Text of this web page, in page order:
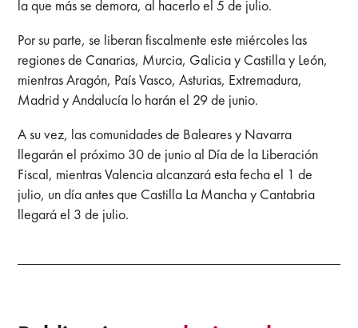
la que más se demora, al hacerlo el 5 de julio.
Por su parte, se liberan fiscalmente este miércoles las
regiones de Canarias, Murcia, Galicia y Castilla y León,
mientras Aragón, País Vasco, Asturias, Extremadura,
Madrid y Andalucía lo harán el 29 de junio.
A su vez, las comunidades de Baleares y Navarra
llegarán el próximo 30 de junio al Día de la Liberación
Fiscal, mientras Valencia alcanzará esta fecha el 1 de
julio, un día antes que Castilla La Mancha y Cantabria
llegará el 3 de julio.